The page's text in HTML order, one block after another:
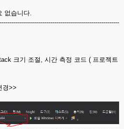
없습니다.
크기 조절, 시간 측정 코드 ( 프로젝트
경>>